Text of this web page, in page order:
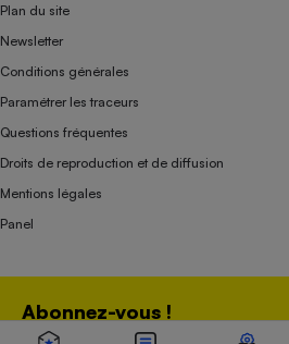
Abonnez-vous !
Plan du site
Newsletter
Conditions générales
Paramétrer les traceurs
Questions fréquentes
Droits de reproduction et de diffusion
Mentions légales
Panel
Association indépendante de l’État, des
distributeurs depuis 1951.